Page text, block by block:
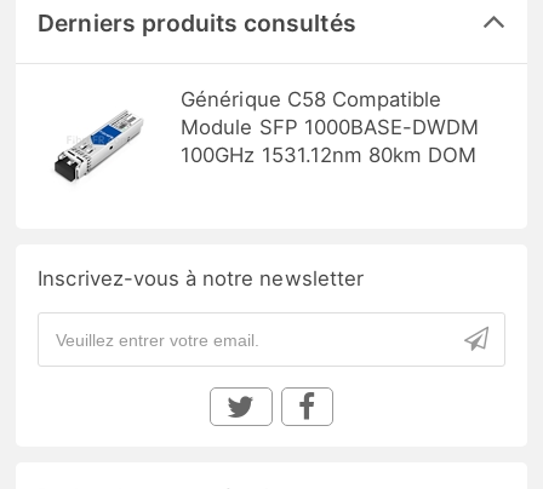
Derniers produits consultés
Générique C58 Compatible
Module SFP 1000BASE-DWDM
100GHz 1531.12nm 80km DOM
Inscrivez-vous à notre newsletter